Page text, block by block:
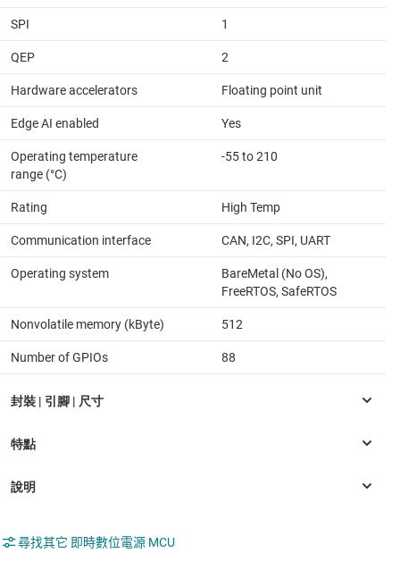
SPI 1
QEP 2
Hardware accelerators Floating point unit
Edge AI enabled Yes
Operating temperature
range (°C)
-55 to 210
Rating High Temp
Communication interface CAN, I2C, SPI, UART
Operating system
BareMetal (No OS),
FreeRTOS, SafeRTOS
Nonvolatile memory (kByte) 512
Number of GPIOs 88
尋找其它 即時數位電源 MCU